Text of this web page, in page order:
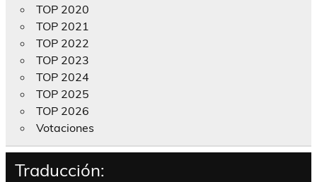
TOP 2020
TOP 2021
TOP 2022
TOP 2023
TOP 2024
TOP 2025
TOP 2026
Votaciones
Traducción: